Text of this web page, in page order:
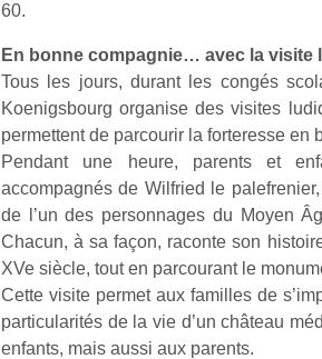
60.
En bonne compagnie… avec la visite
Tous les jours, durant les congés
Koenigsbourg organise des visites
permettent de parcourir la forteresse en
Pendant une heure, parents et
accompagnés de Wilfried le
de l’un des personnages du Moyen
Chacun, à sa façon, raconte son
XVe siècle, tout en parcourant le
Cette visite permet aux familles de
particularités de la vie d’un château
enfants, mais aussi aux parents.